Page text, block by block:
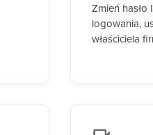
Zmień hasło
logowania,
właściciela